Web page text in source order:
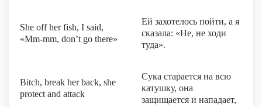
She off her fish, I said,
«Mm-mm, don’t go there»
Ей захотелось пойти, а я
сказала: «Не, не ходи
туда».
Bitch, break her back, she
protect and attack
Сука старается на всю
катушку, она
защищается и нападает,